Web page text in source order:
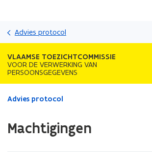
inhoud
Advies protocol
VLAAMSE TOEZICHTCOMMISSIE
VOOR DE VERWERKING VAN
PERSOONSGEGEVENS
Gedaan
Advies protocol
Machtigingen